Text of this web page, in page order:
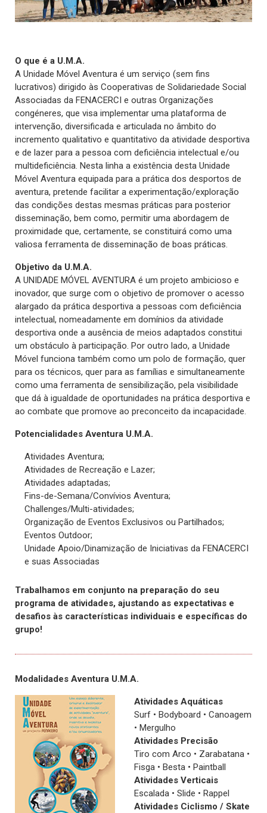
O que é a U.M.A.
A Unidade Móvel Aventura é um serviço (sem fins
lucrativos) dirigido às Cooperativas de Solidariedade Social
Associadas da FENACERCI e outras Organizações
congéneres, que visa implementar uma plataforma de
intervenção, diversificada e articulada no âmbito do
incremento qualitativo e quantitativo da atividade desportiva
e de lazer para a pessoa com deficiência intelectual e/ou
multideficiência. Nesta linha a existência desta Unidade
Móvel Aventura equipada para a prática dos desportos de
aventura, pretende facilitar a experimentação/exploração
das condições destas mesmas práticas para posterior
disseminação, bem como, permitir uma abordagem de
proximidade que, certamente, se constituirá como uma
valiosa ferramenta de disseminação de boas práticas.
Objetivo da U.M.A.
A UNIDADE MÓVEL AVENTURA é um projeto ambicioso e
inovador, que surge com o objetivo de promover o acesso
alargado da prática desportiva a pessoas com deficiência
intelectual, nomeadamente em domínios da atividade
desportiva onde a ausência de meios adaptados constitui
um obstáculo à participação. Por outro lado, a Unidade
Móvel funciona também como um polo de formação, quer
para os técnicos, quer para as famílias e simultaneamente
como uma ferramenta de sensibilização, pela visibilidade
que dá à igualdade de oportunidades na prática desportiva e
ao combate que promove ao preconceito da incapacidade.
Potencialidades Aventura U.M.A.
Atividades Aventura;
Atividades de Recreação e Lazer;
Atividades adaptadas;
Fins-de-Semana/Convívios Aventura;
Challenges/Multi-atividades;
Organização de Eventos Exclusivos ou Partilhados;
Eventos Outdoor;
Unidade Apoio/Dinamização de Iniciativas da FENACERCI
e suas Associadas
Trabalhamos em conjunto na preparação do seu
programa de atividades, ajustando as expectativas e
desafios às características individuais e específicas do
grupo!
Modalidades Aventura U.M.A.
Atividades Aquáticas
Surf • Bodyboard • Canoagem
• Mergulho
Atividades Precisão
Tiro com Arco • Zarabatana •
Fisga • Besta • Paintball
Atividades Verticais
Escalada • Slide • Rappel
Atividades Ciclismo / Skate